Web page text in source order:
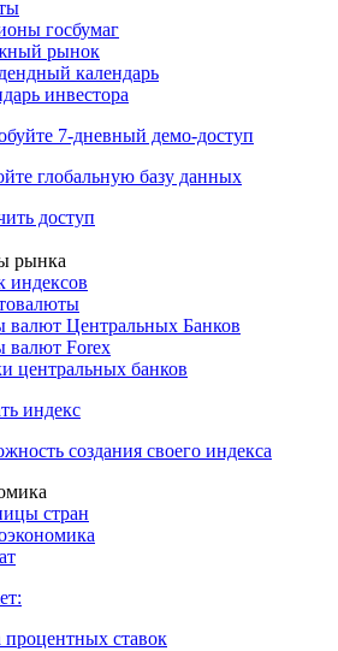
событий
рынок
инвестора
7-дневный
глобальную базу данных
доступ
рынка
индексов
валют Центральных Банков
центральных банков
индекс
создания своего индекса
стран